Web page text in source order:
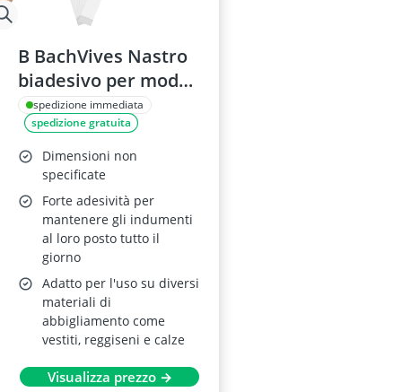
B BachVives Nastro
biadesivo per moda
e corpo
(Trasparente_50)
spedizione immediata
spedizione gratuita
Dimensioni non
specificate
Forte adesività per
mantenere gli indumenti
al loro posto tutto il
giorno
Adatto per l'uso su diversi
materiali di
abbigliamento come
vestiti, reggiseni e calze
Visualizza prezzo →